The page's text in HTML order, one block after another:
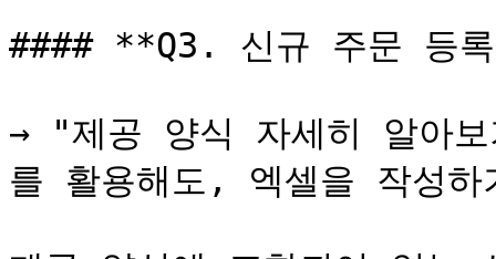
#### **Q3. 신규 주문 등
→ "제공 양식 자세히 알아
를 활용해도, 엑셀을 작성하